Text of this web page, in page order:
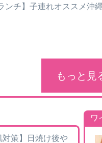
ンチ】子連れオススメ沖
もっと見
対策】日焼け後や
ワ